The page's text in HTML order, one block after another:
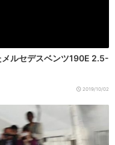
ルセデスベンツ190E 2.5-
2019/10/02